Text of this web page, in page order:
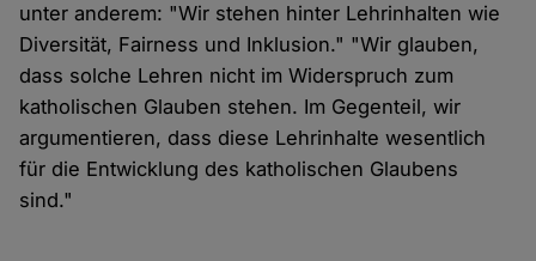
unter anderem: "Wir stehen hinter Lehrinhalten wie
Diversität, Fairness und Inklusion." "Wir glauben,
dass solche Lehren nicht im Widerspruch zum
katholischen Glauben stehen. Im Gegenteil, wir
argumentieren, dass diese Lehrinhalte wesentlich
für die Entwicklung des katholischen Glaubens
sind."